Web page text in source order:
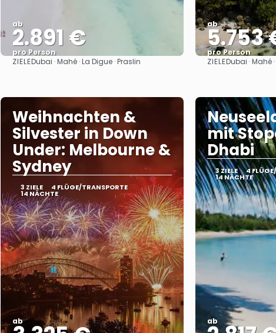
ab
2.891 €
pro Person
Sehen
ZIELEDubai · Mahé · La Digue · Praslin
ab
5.753
pro Person
ZIELEDubai · Mahé
Weihnachten &
Silvester in Down
Under: Melbourne &
Sydney
3 ZIELE 4 FLÜGE/TRANSPORTE
14 NÄCHTE
ab
mit
Dhabi
3 ZIELE 4
14 NÄCHTE
ab